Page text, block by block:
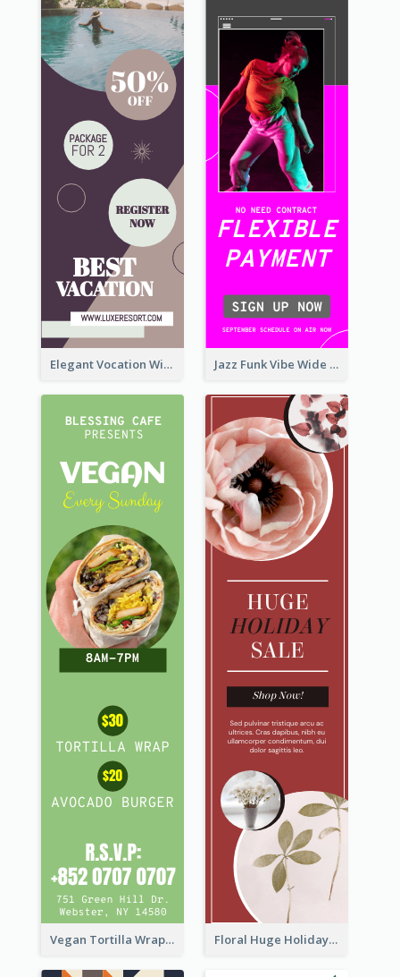
Elegant Vocation Wide Skyscraper Banner Design Jazz Funk Vibe Wide Skyscraper Banner
Vegan Tortilla Wrap Sale Wide Skyscraper Banner Floral Huge Holiday Sale Wide Skyscraper Banner